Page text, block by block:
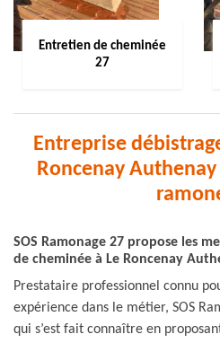
Entretien de cheminée
27
Entreprise
Roncenay
SOS Ramonage 27 propose les
de cheminée à Le Roncenay
Prestataire professionnel connu
expérience dans le métier, SOS
qui s’est fait connaître en